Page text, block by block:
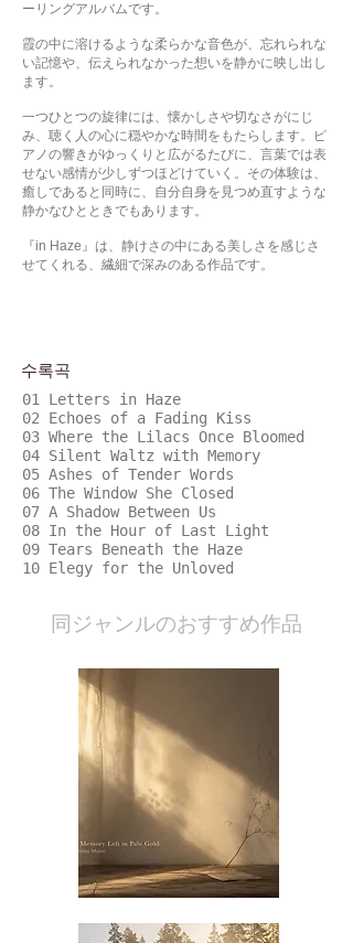
ーリングアルバムです。
霞の中に溶けるような柔らかな音色が、忘れられな
い記憶や、伝えられなかった想いを静かに映し出し
ます。
一つひとつの旋律には、懐かしさや切なさがにじ
み、聴く人の心に穏やかな時間をもたらします。ピ
アノの響きがゆっくりと広がるたびに、言葉では表
せない感情が少しずつほどけていく。その体験は、
癒しであると同時に、自分自身を見つめ直すような
静かなひとときでもあります。
『in Haze』は、静けさの中にある美しさを感じさ
せてくれる、繊細で深みのある作品です。
수록곡
01 Letters in Haze
02 Echoes of a Fading Kiss
03 Where the Lilacs Once Bloomed
04 Silent Waltz with Memory
05 Ashes of Tender Words
06 The Window She Closed
07 A Shadow Between Us
08 In the Hour of Last Light
09 Tears Beneath the Haze
10 Elegy for the Unloved
​同ジャンルのおすすめ作品